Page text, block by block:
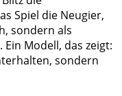
Spiel die Neugier,
sondern als
Modell, das zeigt:
sondern